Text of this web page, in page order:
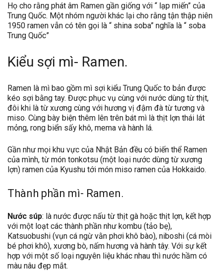
Họ cho rằng phát âm Ramen gần giống với “ lạp miến” của
Trung Quốc. Một nhóm người khác lại cho rằng tận thập niên
1950 ramen vẫn có tên gọi là “ shina soba” nghĩa là “ soba
Trung Quốc”
Kiểu sợi mì- Ramen.
Ramen là mì bao gồm mì sợi kiểu Trung Quốc to bản được
kéo sợi bằng tay. Được phục vụ cùng với nước dùng từ thịt,
đôi khi là từ xương cùng với hương vị đậm đà từ tương và
miso. Cùng bày biện thêm lên trên bát mì là thịt lợn thái lát
mỏng, rong biển sấy khô, mema và hành lá.
Gần như mọi khu vực của Nhật Bản đều có biến thể Ramen
của mình, từ món tonkotsu (một loại nước dùng từ xương
lợn) ramen của Kyushu tới món miso ramen của Hokkaido.
Thành phần mì- Ramen.
Nước súp: là nước được nấu từ thịt gà hoặc thịt lợn, kết hợp
với một loạt các thành phần như kombu (tảo bẹ),
Katsuobushi (vụn cá ngừ vằn phơi khô bào), niboshi (cá mòi
bé phơi khô), xương bò, nấm hương và hành tây. Với sự kết
hợp với một số loại nguyên liệu khác nhau thì nước hầm có
màu nâu đẹp mắt.